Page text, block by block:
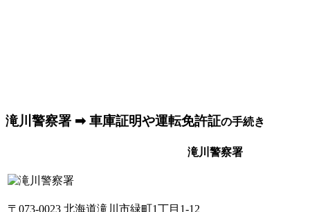
滝川警察署 ➡ 車庫証明や運転免許証の手続き
滝川警察署
〒073-0023 北海道滝川市緑町1丁目1-12